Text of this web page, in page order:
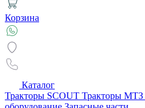
Корзина
Каталог
Тракторы SCOUT Тракторы МТЗ